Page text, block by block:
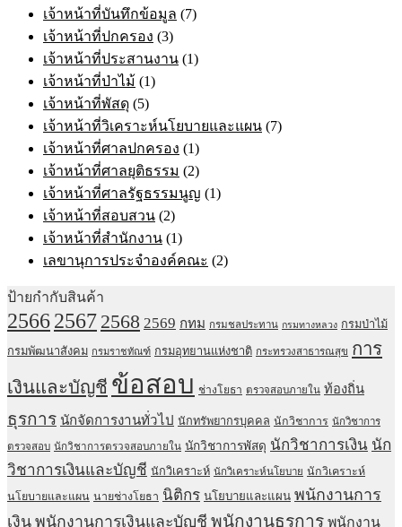
เจ้าหน้าที่บันทึกข้อมูล (7)
เจ้าหน้าที่ปกครอง (3)
เจ้าหน้าที่ประสานงาน (1)
เจ้าหน้าที่ป่าไม้ (1)
เจ้าหน้าที่พัสดุ (5)
เจ้าหน้าที่วิเคราะห์นโยบายและแผน (7)
เจ้าหน้าที่ศาลปกครอง (1)
เจ้าหน้าที่ศาลยุติธรรม (2)
เจ้าหน้าที่ศาลรัฐธรรมนูญ (1)
เจ้าหน้าที่สอบสวน (2)
เจ้าหน้าที่สำนักงาน (1)
เลขานุการประจำองค์คณะ (2)
ป้ายกำกับสินค้า
25662567 2568 2569 กทม กรมชลประทาน กรมทางหลวง กรมป่าไม้
กรมพัฒนาสังคม กรมราชทัณฑ์ กรมอุทยานแห่งชาติ กระทรวงสาธารณสุข การ
เงินและบัญชี ข้อสอบ ช่างโยธา ตรวจสอบภายใน ท้องถิ่น
ธุรการ นักจัดการงานทั่วไป นักทรัพยากรบุคคล นักวิชาการ นักวิชาการ
ตรวจสอบ นักวิชาการตรวจสอบภายใน นักวิชาการพัสดุ นักวิชาการเงิน นัก
วิชาการเงินและบัญชี นักวิเคราะห์ นักวิเคราะห์นโยบาย นักวิเคราะห์
นโยบายและแผน นายช่างโยธา นิติกร นโยบายและแผน พนักงานการ
เงิน พนักงานการเงินและบัญชี พนักงานธุรการ พนักงาน